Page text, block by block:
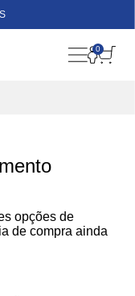
0
opções de
de compra ainda